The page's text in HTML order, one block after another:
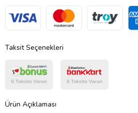
Taksit Seçenekleri
Ürün Açıklaması